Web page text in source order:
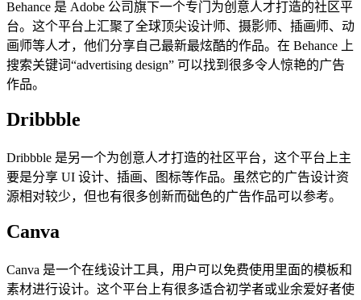
Behance 是 Adobe 公司旗下一个专门为创意人才打造的社区平
台。这个平台上汇聚了全球顶尖设计师、摄影师、插画师、动
画师等人才，他们分享自己最新最炫酷的作品。在 Behance 上
搜索关键词“advertising design” 可以找到很多令人惊艳的广告
作品。
Dribbble
Dribbble 是另一个为创意人才打造的社区平台，这个平台上主
要是分享 UI 设计、插画、图标等作品。虽然它的广告设计资
源相对较少，但也有很多创新而础色的广告作品可以参考。
Canva
Canva 是一个在线设计工具，用户可以免费使用里面的模板和
素材进行设计。这个平台上有很多适合初学者或业余爱好者使